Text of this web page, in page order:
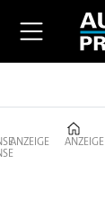
ANZEIGE ANZEIGE